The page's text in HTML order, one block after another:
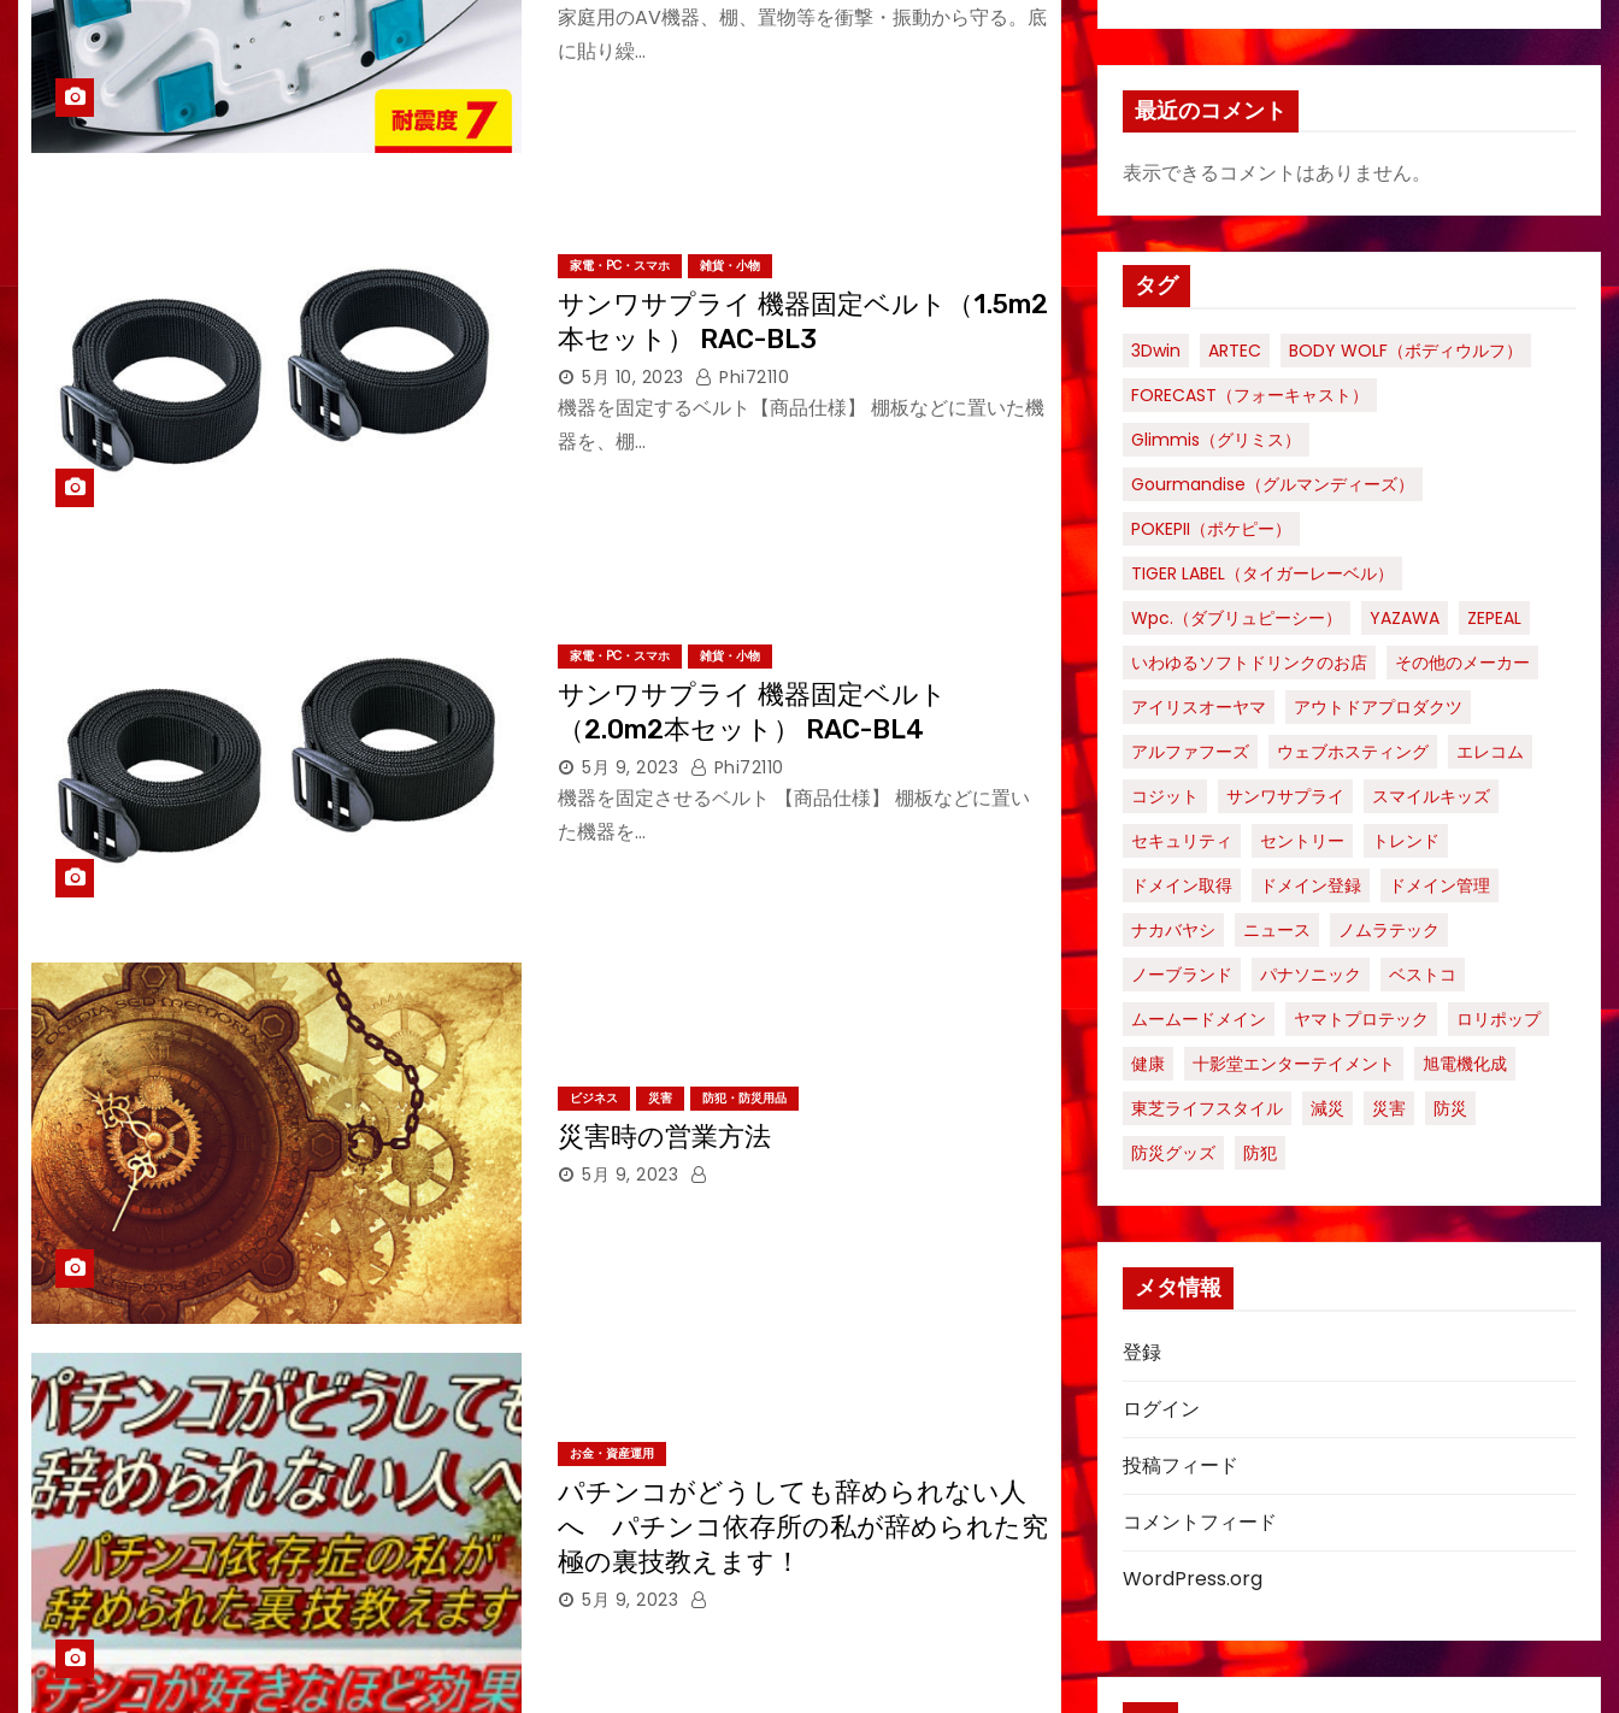
家庭用のAV機器、棚、置物等を衝撃・振動から守る。底
に貼り繰…
家電・PC・スマホ 雑貨・小物
サンワサプライ 機器固定ベルト（1.5m2
本セット） RAC-BL3
5月 10, 2023 Phi72110
機器を固定するベルト【商品仕様】 棚板などに置いた機
器を、棚…
家電・PC・スマホ 雑貨・小物
サンワサプライ 機器固定ベルト
（2.0m2本セット） RAC-BL4
5月 9, 2023 Phi72110
機器を固定させるベルト 【商品仕様】 棚板などに置い
た機器を…
ビジネス 災害 防犯・防災用品
災害時の営業方法
5月 9, 2023
お金・資産運用
パチンコがどうしても辞められない人
へ パチンコ依存所の私が辞められた究
極の裏技教えます！
5月 9, 2023
最近のコメント
表示できるコメントはありません。
タグ
3Dwin ARTEC
BODY WOLF（ボディウルフ）
FORECAST（フォーキャスト）
Glimmis（グリミス）
Gourmandise（グルマンディーズ）
POKEPII（ポケピー）
TIGER LABEL（タイガーレーベル）
Wpc.（ダブリュピーシー）
YAZAWA
ZEPEAL
いわゆるソフトドリンクのお店
その他のメーカー
アイリスオーヤマ
アウトドアプロダクツ
アルファフーズ
ウェブホスティング
エレコム
コジット
サンワサプライ
スマイルキッズ
セキュリティ
セントリー
トレンド
ドメイン取得
ドメイン登録
ドメイン管理
ナカバヤシ
ニュース
ノムラテック
ノーブランド
パナソニック
ベストコ
ムームードメイン
ヤマトプロテック
ロリポップ
健康
十影堂エンターテイメント
旭電機化成
東芝ライフスタイル
減災 災害
防災
防災グッズ
防犯
メタ情報
登録
ログイン
投稿フィード
コメントフィード
WordPress.org